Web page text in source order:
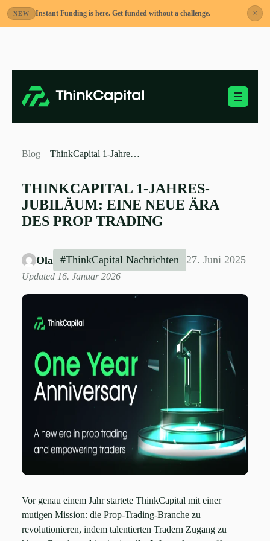
NEW Instant Funding is here. Get funded without a challenge. ×
springen
Mobiles Menü
Blog ThinkCapital 1-Jahres-Jubiläum: Eine neue Ära des Prop Trading
THINKCAPITAL 1-JAHRES-
JUBILÄUM: EINE NEUE ÄRA
DES PROP TRADING
Ola #ThinkCapital Nachrichten 27. Juni 2025
Updated 16. Januar 2026
Vor genau einem Jahr startete ThinkCapital mit einer
mutigen Mission: die Prop-Trading-Branche zu
revolutionieren, indem talentierten Tradern Zugang zu